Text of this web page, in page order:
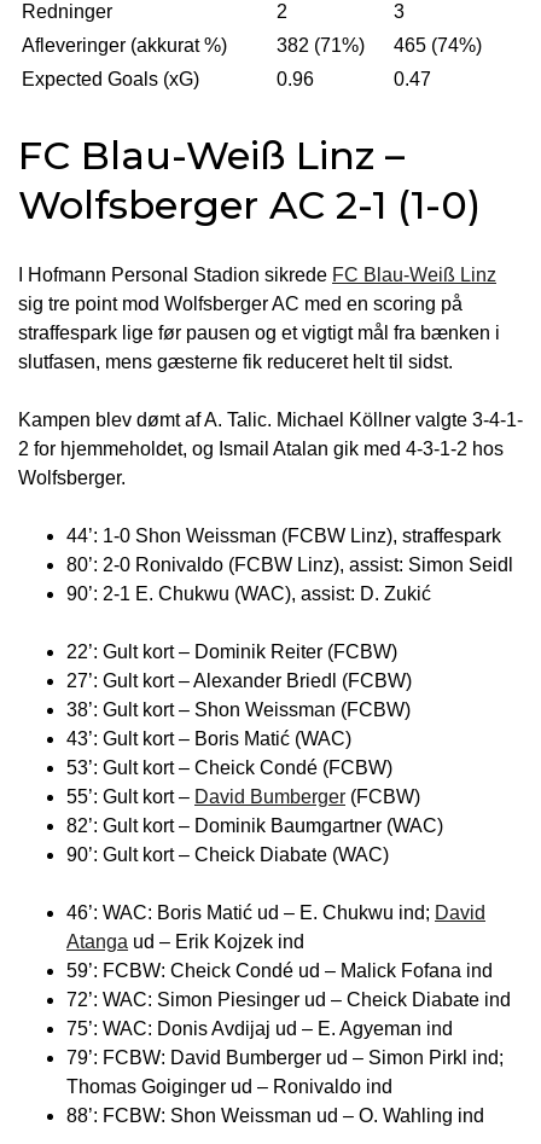
Redninger
2
3
Afleveringer (akkurat %)
382 (71%)
465 (74%)
Expected Goals (xG)
0.96 0.47
FC Blau-Weiß Linz –
Wolfsberger AC 2-1 (1-0)
I Hofmann Personal Stadion sikrede FC Blau-Weiß Linz
sig tre point mod Wolfsberger AC med en scoring på
straffespark lige før pausen og et vigtigt mål fra bænken i
slutfasen, mens gæsterne fik reduceret helt til sidst.
Kampen blev dømt af A. Talic. Michael Köllner valgte 3-4-1-
2 for hjemmeholdet, og Ismail Atalan gik med 4-3-1-2 hos
Wolfsberger.
44’: 1-0 Shon Weissman (FCBW Linz), straffespark
80’: 2-0 Ronivaldo (FCBW Linz), assist: Simon Seidl
90’: 2-1 E. Chukwu (WAC), assist: D. Zukić
22’: Gult kort – Dominik Reiter (FCBW)
27’: Gult kort – Alexander Briedl (FCBW)
38’: Gult kort – Shon Weissman (FCBW)
43’: Gult kort – Boris Matić (WAC)
53’: Gult kort – Cheick Condé (FCBW)
55’: Gult kort – David Bumberger (FCBW)
82’: Gult kort – Dominik Baumgartner (WAC)
90’: Gult kort – Cheick Diabate (WAC)
46’: WAC: Boris Matić ud – E. Chukwu ind; David
Atanga ud – Erik Kojzek ind
59’: FCBW: Cheick Condé ud – Malick Fofana ind
72’: WAC: Simon Piesinger ud – Cheick Diabate ind
75’: WAC: Donis Avdijaj ud – E. Agyeman ind
79’: FCBW: David Bumberger ud – Simon Pirkl ind;
Thomas Goiginger ud – Ronivaldo ind
88’: FCBW: Shon Weissman ud – O. Wahling ind